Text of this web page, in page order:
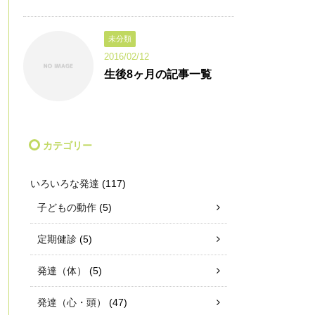
未分類
2016/02/12
生後8ヶ月の記事一覧
カテゴリー
いろいろな発達 (117)
子どもの動作 (5)
定期健診 (5)
発達（体） (5)
発達（心・頭） (47)